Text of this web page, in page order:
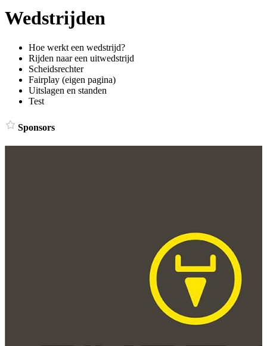
Wedstrijden
Hoe werkt een wedstrijd?
Rijden naar een uitwedstrijd
Scheidsrechter
Fairplay (eigen pagina)
Uitslagen en standen
Test
Sponsors